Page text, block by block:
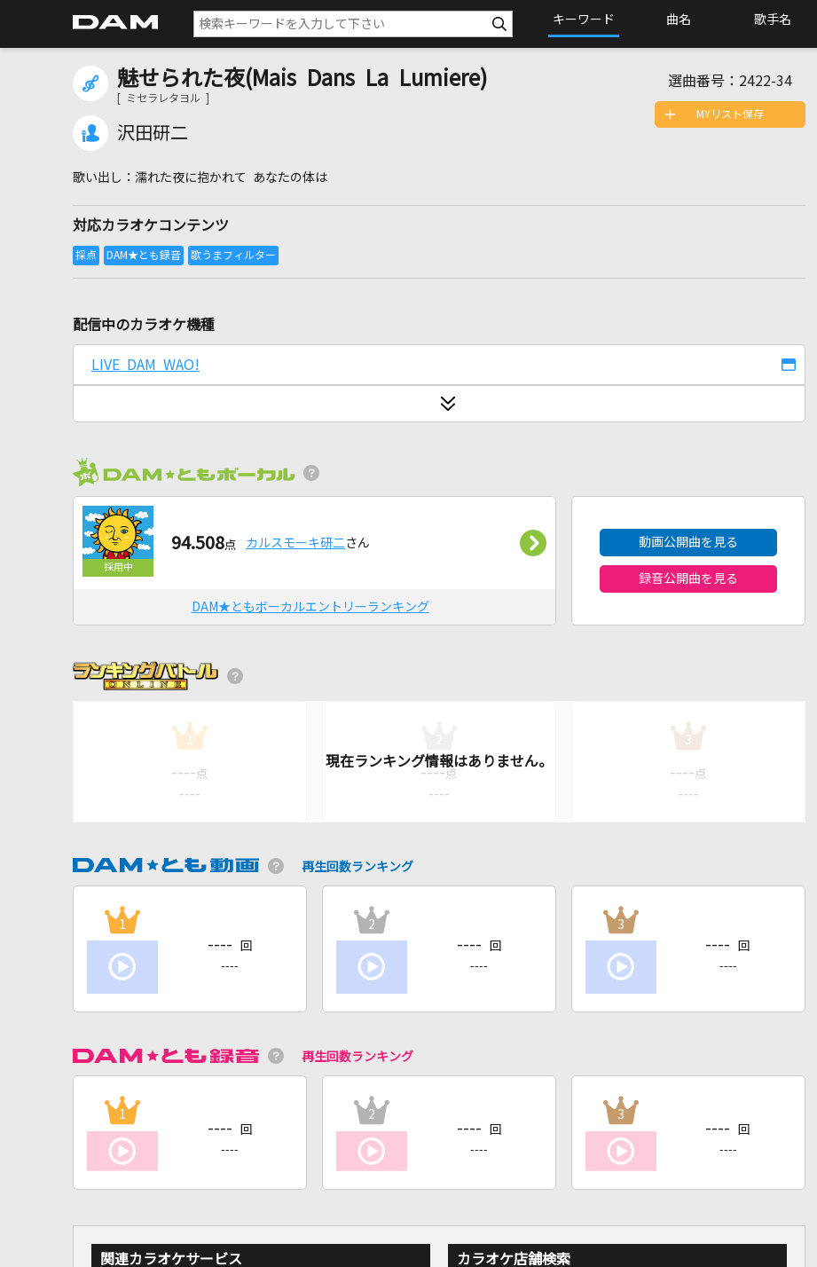
キーワード 曲名 歌手名
魅せられた夜(Mais Dans La Lumiere)
[ ミセラレタヨル ]
沢田研二
選曲番号： 2422-34
濡れた夜に抱かれて あなたの体は
対応カラオケコンテンツ
MYリスト保存
配信中のカラオケ機種
LIVE DAM WAO!
94.508点 カルスモーキ研二 さん
DAM★ともボーカルエントリーランキング
動画公開曲を見る
録音公開曲を見る
1
---- 点
----
---- 点
----
3
---- 点
----
再生回数ランキング
1
---- 回
----
2
---- 回
----
3
---- 回
----
再生回数ランキング
1
---- 回
----
2
---- 回
----
3
---- 回
----
関連カラオケサービス カラオケ店舗検索